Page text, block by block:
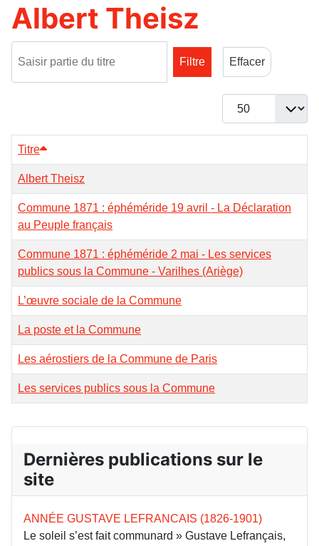
Albert Theisz
Filtre
Effacer
Afficher #
Titre
Albert Theisz
Commune 1871 : éphéméride 19 avril - La Déclaration
au Peuple français
Commune 1871 : éphéméride 2 mai - Les services
publics sous la Commune - Varilhes (Ariège)
L’œuvre sociale de la Commune
La poste et la Commune
Les aérostiers de la Commune de Paris
Les services publics sous la Commune
Dernières publications sur le
site
ANNÉE GUSTAVE LEFRANCAIS (1826-1901)
Le soleil s’est fait communard » Gustave Lefrançais,